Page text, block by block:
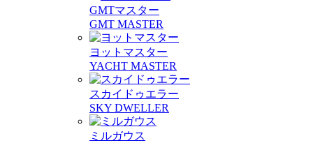
GMTマスター
GMT MASTER
ヨットマスター
YACHT MASTER
スカイドゥエラー
SKY DWELLER
ミルガウス